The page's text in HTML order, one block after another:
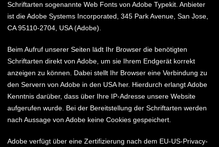
Schriftarten sogenannte Web Fonts von Adobe Typekit. Anbieter
ist die Adobe Systems Incorporated, 345 Park Avenue, San Jose,
CA 95110-2704, USA (Adobe).
Beim Aufruf unserer Seiten lädt Ihr Browser die benötigten
Schriftarten direkt von Adobe, um sie Ihrem Endgerät korrekt
anzeigen zu können. Dabei stellt Ihr Browser eine Verbindung zu
den Servern von Adobe in den USA her. Hierdurch erlangt Adobe
Kenntnis darüber, dass über Ihre IP-Adresse unsere Website
aufgerufen wurde. Bei der Bereitstellung der Schriftarten werden
nach Aussage von Adobe keine Cookies gespeichert.
Adobe verfügt über eine Zertifizierung nach dem EU-US-Privacy-